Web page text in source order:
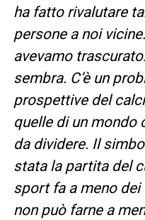
ha fatto rivalutare
persone a noi
avevamo
sembra. C’è un
prospettive del
quelle di un mondo
da dividere. Il
stata la partita del
sport fa a meno
non può farne a